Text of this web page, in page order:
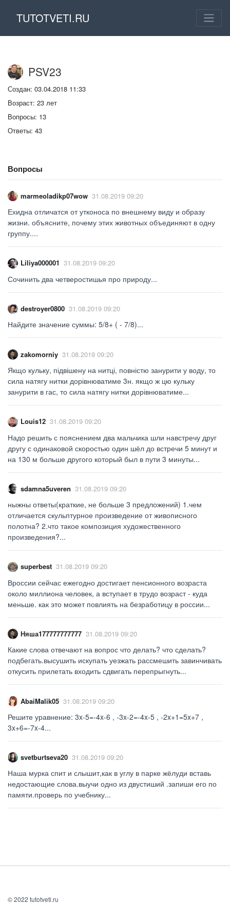
TUTOTVETI.RU
PSV23
Создан: 03.04.2018 11:33
Возраст: 23 лет
Вопросы: 13
Ответы: 43
Вопросы
marmeoladikp07wow 31.08.2019 09:20
Ехидна отличатся от утконоса по внешнему виду и образу
жизни. объясните, почему этих животных объединяют в одну
группу....
Liliya000001 31.08.2019 09:20
Сочинить два четверостишья про природу...
destroyer0800 31.08.2019 09:20
Найдите значение суммы: 5/8+ ( - 7/8)...
zakomorniy 31.08.2019 09:20
Якщо кульку, підвішену на нитці, повністю занурити у воду, то
сила натягу нитки дорівнюватиме 3н. якщо ж цю кульку
занурити в гас, то сила натягу нитки дорівнюватиме...
Louis12 31.08.2019 09:20
Надо решить с пояснением два мальчика шли навстречу друг
другу с одинаковой скоростью один шёл до встречи 5 минут и
на 130 м больше другого который был в пути 3 минуты...
sdamna5uveren 31.08.2019 09:20
ныжны ответы(краткие, не больше 3 предложений) 1.чем
отличается скульптурное произведение от живописного
полотна? 2.что такое композиция художественного
произведения?...
superbest 31.08.2019 09:20
Вроссии сейчас ежегодно достигает пенсионного возраста
около миллиона человек, а вступает в трудо возраст - куда
меньше. как это может повлиять на безработицу в россии...
Няша177777777777 31.08.2019 09:20
Какие слова отвечают на вопрос что делать? что сделать?
подбегать.высушить искупать уезжать рассмешить завинчивать
откусить прилетать входить сдвигать перепрыгнуть...
AbaiMalik05 31.08.2019 09:20
Решите уравнение: 3x-5=-4x-6 , -3x-2=-4x-5 , -2x+1=5x+7 ,
3x+6=-7x-4...
svetburtseva20 31.08.2019 09:20
Наша мурка спит и слышит,как в углу в парке жёлуди вставь
недостающие слова.выучи одно из двустиший .запиши его по
памяти.проверь по учебнику...
© 2022 tutotveti.ru